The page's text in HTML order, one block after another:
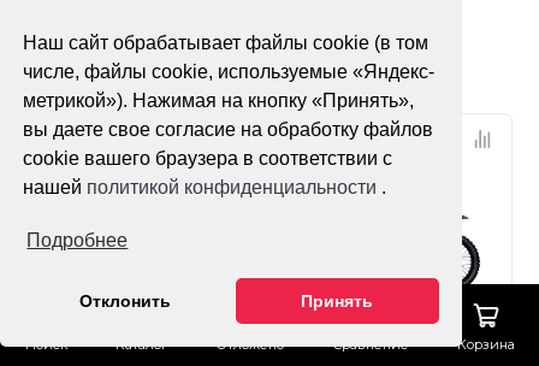
Наш сайт обрабатывает файлы cookie (в том
числе, файлы cookie, используемые «Яндекс-
метрикой»). Нажимая на кнопку «Принять»,
вы даете свое согласие на обработку файлов
cookie вашего браузера в соответствии с
нашей политикой конфиденциальности .
Подробнее
Отклонить Принять
Поиск Каталог Отложено Сравнение Корзина
Фильтр По популярности
НДС 22% НДС 22%
Нет оценок